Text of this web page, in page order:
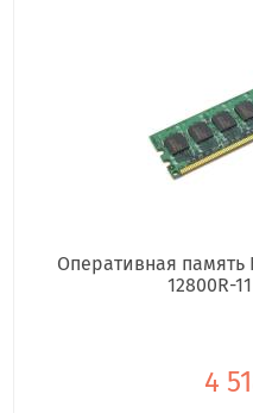
Оперативная память
12800R-
4